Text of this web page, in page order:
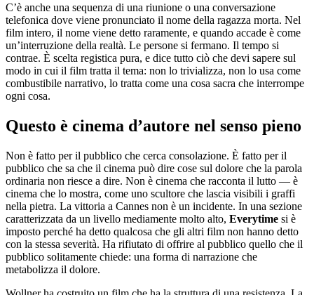
C’è anche una sequenza di una riunione o una conversazione
telefonica dove viene pronunciato il nome della ragazza morta. Nel
film intero, il nome viene detto raramente, e quando accade è come
un’interruzione della realtà. Le persone si fermano. Il tempo si
contrae. È scelta registica pura, e dice tutto ciò che devi sapere sul
modo in cui il film tratta il tema: non lo trivializza, non lo usa come
combustibile narrativo, lo tratta come una cosa sacra che interrompe
ogni cosa.
Questo è cinema d’autore nel senso pieno
Non è fatto per il pubblico che cerca consolazione. È fatto per il
pubblico che sa che il cinema può dire cose sul dolore che la parola
ordinaria non riesce a dire. Non è cinema che racconta il lutto — è
cinema che lo mostra, come uno scultore che lascia visibili i graffi
nella pietra. La vittoria a Cannes non è un incidente. In una sezione
caratterizzata da un livello mediamente molto alto, Everytime si è
imposto perché ha detto qualcosa che gli altri film non hanno detto
con la stessa severità. Ha rifiutato di offrire al pubblico quello che il
pubblico solitamente chiede: una forma di narrazione che
metabolizza il dolore.